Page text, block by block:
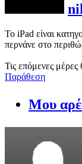
Το iPad είναι
περνάνε στο
Τις επόμενες
Παράθεση
Μου